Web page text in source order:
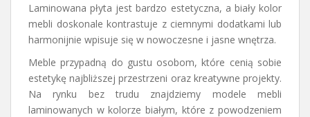
Laminowana płyta jest bardzo estetyczna, a biały kolor
mebli doskonale kontrastuje z ciemnymi dodatkami lub
harmonijnie wpisuje się w nowoczesne i jasne wnętrza.
Meble przypadną do gustu osobom, które cenią sobie
estetykę najbliższej przestrzeni oraz kreatywne projekty.
Na rynku bez trudu znajdziemy modele mebli
laminowanych w kolorze białym, które z powodzeniem